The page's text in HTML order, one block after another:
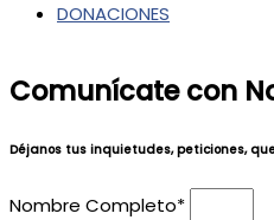
DONACIONES
Comunícate con
Déjanos tus inquietudes, peticiones,
Nombre Completo*